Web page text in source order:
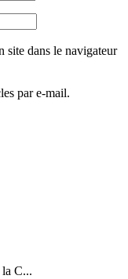
site dans le navigateur
par e-mail.
C...